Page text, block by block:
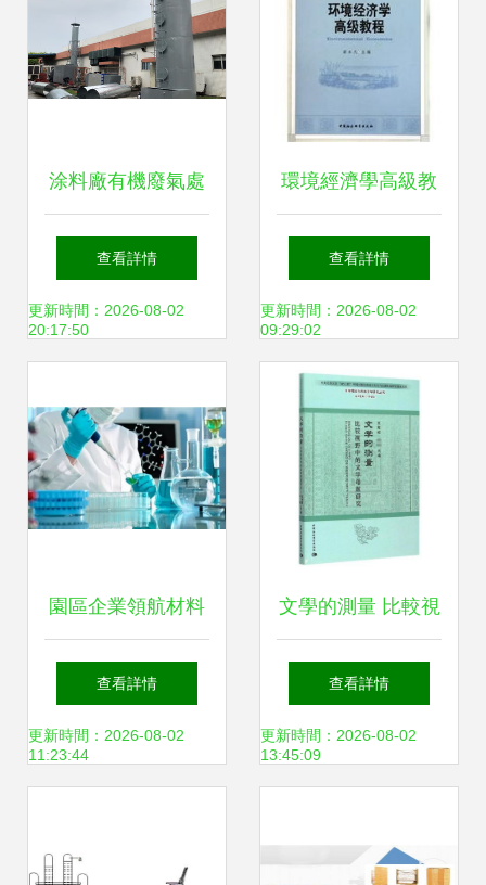
線正式啟動
涂料廠有機廢氣處
理方法及其材料科
學研究視角
查看詳情
更新時間：2026-08-02
20:17:50
環境經濟學高級教
程 融合材料科學研
究的可持續發展路
徑
查看詳情
更新時間：2026-08-02
09:29:02
園區企業領航材料
科學，國家重點研
發項目5930萬經費
查看詳情
更新時間：2026-08-02
11:23:44
文學的測量 比較視
野下文學母題研究
的維度與方法
查看詳情
更新時間：2026-08-02
13:45:09